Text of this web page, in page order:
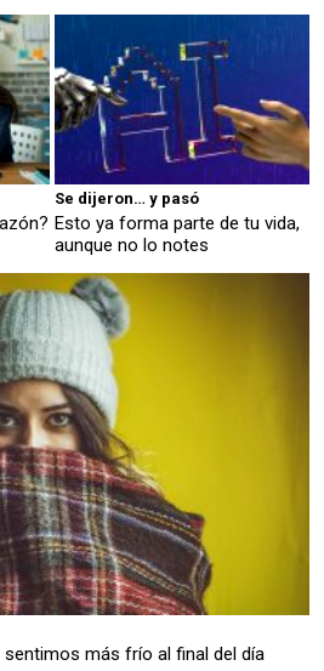
Se dijeron… y pasó
Esto ya forma parte de tu vida,
aunque no lo notes
más frío al final del día